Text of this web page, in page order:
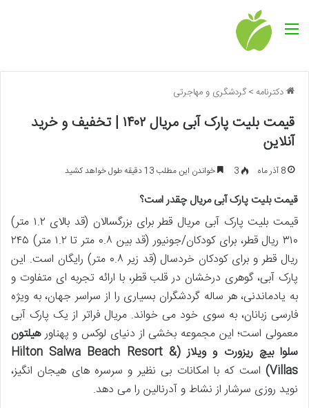
منو
دکترنامه >گردشگری و مهاجرتی
قیمت بلیت پارک آبی مریال ۱۴۰۲ | تخفیف و خرید
آنلاین
8 آذر ماه 3 خواندن این مطلب 13 دقیقه طول خواهد کشید
قیمت بلیت پارک آبی مریال چقدر است؟
قیمت بلیت پارک آبی مریال قطر برای بزرگسالان (قد بالای ۱.۲ متر)
۳۱۰ ریال قطر، برای کودکان/جونیور (قد بین ۰.۸ متر تا ۱.۲ متر) ۲۴۵
ریال قطر و برای کودکان خردسال (قد زیر ۰.۸ متر) رایگان است. این
پارک آبی، گوهری درخشان در قلب قطر، با ارائه تجربه ای متفاوت و
به یادماندنی، هر ساله گردشگران بسیاری را از سراسر جهان، به ویژه
فارسی زبانان، به سوی خود می خواند. مریال فراتر از یک پارک آبی
معمولی است؛ این مجموعه بخشی از دنیای لوکس و پهناورهیلتون
سلوا بیچ ریزورت و ویلاز (Hilton Salwa Beach Resort &
Villas) است که با امکانات بی نظیر و سرسره های هیجان انگیز،
نوید روزی سرشار از نشاط و آدرنالین را می دهد.